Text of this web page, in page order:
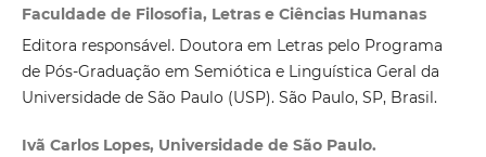
Faculdade de Filosofia, Letras e Ciências Humanas
Editora responsável. Doutora em Letras pelo Programa
de Pós-Graduação em Semiótica e Linguística Geral da
Universidade de São Paulo (USP). São Paulo, SP, Brasil.
Ivã Carlos Lopes, Universidade de São Paulo.